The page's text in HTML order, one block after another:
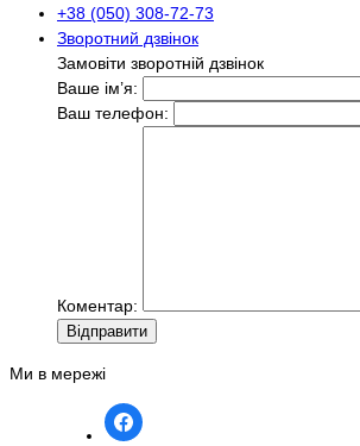
+38 (050) 308-72-73
Зворотний дзвінок
Замовіти зворотній дзвінок
Ваше ім’я:
Ваш телефон:
Коментар:
Вiдправити
Ми в мережі